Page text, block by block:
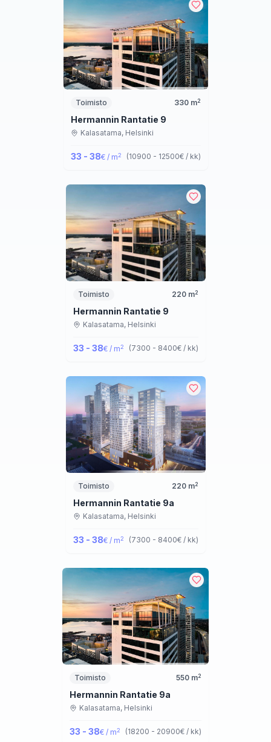
Toimisto 330m2
Hermannin Rantatie 9
Kalasatama, Helsinki
33 - 38€ / m2 (10900 - 12500€ / kk)
Toimisto 220m2
Hermannin Rantatie 9
Kalasatama, Helsinki
33 - 38€ / m2 (7300 - 8400€ / kk)
Toimisto 220m2
Hermannin Rantatie 9a
Kalasatama, Helsinki
33 - 38€ / m2 (7300 - 8400€ / kk)
Toimisto 550 m2
Hermannin Rantatie 9a
Kalasatama, Helsinki
33 - 38€ / m2 (18200 - 20900€ / kk)